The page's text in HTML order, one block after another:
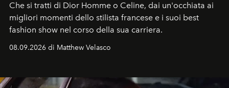
Che si tratti di Dior Homme o Celine, dai un'occhiata ai
migliori momenti dello stilista francese e i suoi best
fashion show nel corso della sua carriera.
08.09.2026 di Matthew Velasco